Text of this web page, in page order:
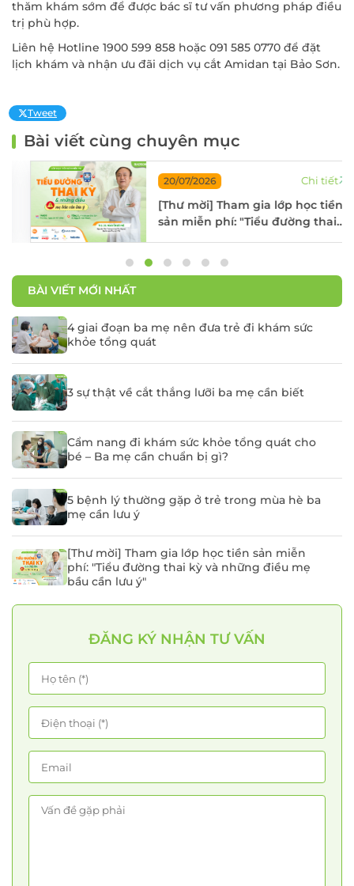
thăm khám sớm để được bác sĩ tư vấn phương pháp điều
trị phù hợp.
Liên hệ Hotline 1900 599 858 hoặc 091 585 0770 để đặt
lịch khám và nhận ưu đãi dịch vụ cắt Amidan tại Bảo Sơn.
Tweet
Bài viết cùng chuyên mục
20/07/2026
[Thư mời] Tham gia lớp học tiền
sản miễn phí: "Tiểu đường thai
kỳ và những điều mẹ bầu cần
Chi tiết
BÀI VIẾT MỚI NHẤT
4 giai đoạn ba mẹ nên đưa trẻ đi khám sức
khỏe tổng quát
3 sự thật về cắt thắng lưỡi ba mẹ cần biết
Cẩm nang đi khám sức khỏe tổng quát cho
bé – Ba mẹ cần chuẩn bị gì?
5 bệnh lý thường gặp ở trẻ trong mùa hè ba
mẹ cần lưu ý
[Thư mời] Tham gia lớp học tiền sản miễn
phí: "Tiểu đường thai kỳ và những điều mẹ
bầu cần lưu ý"
ĐĂNG KÝ NHẬN TƯ VẤN